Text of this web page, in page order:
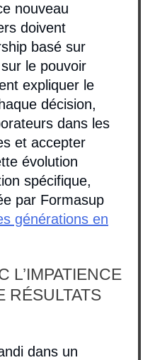
nouveau
doivent
basé sur
sur le pouvoir
expliquer le
décision,
dans les
et accepter
évolution
spécifique,
par Formasup
générations en
L’IMPATIENCE
RÉSULTATS
dans un